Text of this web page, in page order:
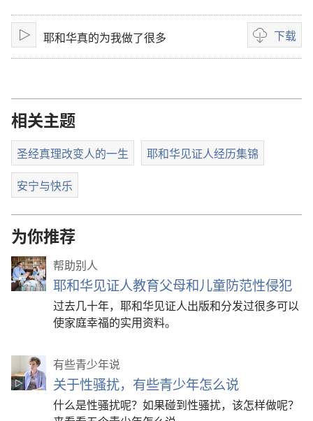
影
片
语
言
播
放
耶和华真的为我做了很多 下载
影
片
相关主题
圣经真理改变人的一生
耶和华见证人经历集锦
安宁与快乐
为你推荐
帮助别人
耶和华见证人教育父母和儿童防范性侵犯
过去几十年，耶和华见证人出版和分发过很多可以
使家庭幸福的实用资料。
有些青少年说
关于性骚扰，有些青少年怎么说
什么是性骚扰呢？如果碰到性骚扰，该怎样做呢？